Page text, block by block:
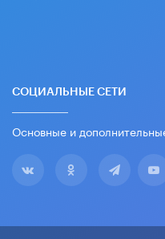
СОЦИАЛЬНЫЕ СЕТИ
Основные и